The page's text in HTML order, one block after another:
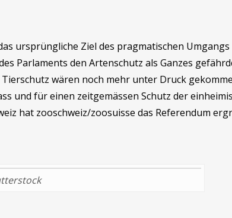
ursprüngliche Ziel des pragmatischen
Parlaments den Artenschutz als Ganzes
wären noch mehr unter Druck
und für einen zeitgemässen Schutz der
hat zooschweiz/zoosuisse das Referendum